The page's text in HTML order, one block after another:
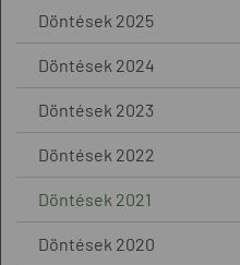
Döntések 2025
Döntések 2024
Döntések 2023
Döntések 2022
Döntések 2021
Döntések 2020